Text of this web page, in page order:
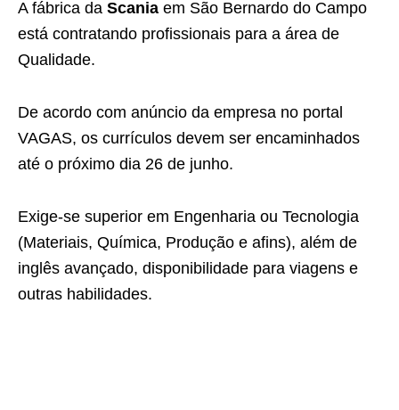
A fábrica da Scania em São Bernardo do Campo
está contratando profissionais para a área de
Qualidade.
De acordo com anúncio da empresa no portal
VAGAS, os currículos devem ser encaminhados
até o próximo dia 26 de junho.
Exige-se superior em Engenharia ou Tecnologia
(Materiais, Química, Produção e afins), além de
inglês avançado, disponibilidade para viagens e
outras habilidades.